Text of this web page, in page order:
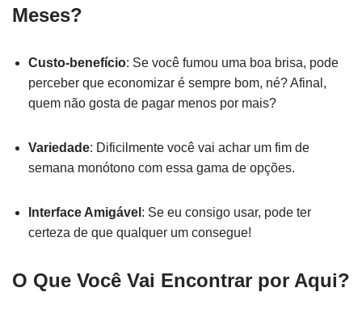
Meses?
Custo-benefício: Se você fumou uma boa brisa, pode
perceber que economizar é sempre bom, né? Afinal,
quem não gosta de pagar menos por mais?
Variedade: Dificilmente você vai achar um fim de
semana monótono com essa gama de opções.
Interface Amigável : Se eu consigo usar, pode ter
certeza de que qualquer um consegue!
O Que Você Vai Encontrar por Aqui?